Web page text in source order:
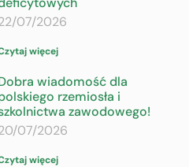
07/2026
więcej
wiadomość dla
rzemiosła i
zawodowego!
07/2026
więcej